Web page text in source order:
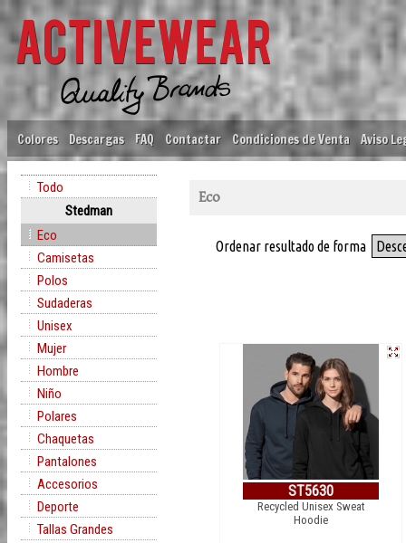
Colores Descargas FAQ Contactar Condiciones de Venta Aviso
Todo
Stedman
Eco
Camisetas
Polos
Sudaderas
Unisex
Mujer
Hombre
Niño
Polares
Chaquetas
Pantalones
Accesorios
Deporte
Tallas Grandes
Eco
Ordenar resultado de forma
ST5630
Recycled Unisex Sweat
Hoodie